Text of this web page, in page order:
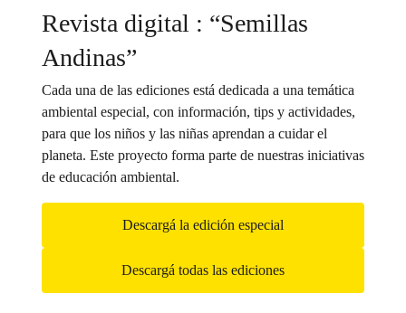
Revista digital : “Semillas
Andinas”
Cada una de las ediciones está dedicada a una temática
ambiental especial, con información, tips y actividades,
para que los niños y las niñas aprendan a cuidar el
planeta. Este proyecto forma parte de nuestras iniciativas
de educación ambiental.
Descargá la edición especial
Descargá todas las ediciones